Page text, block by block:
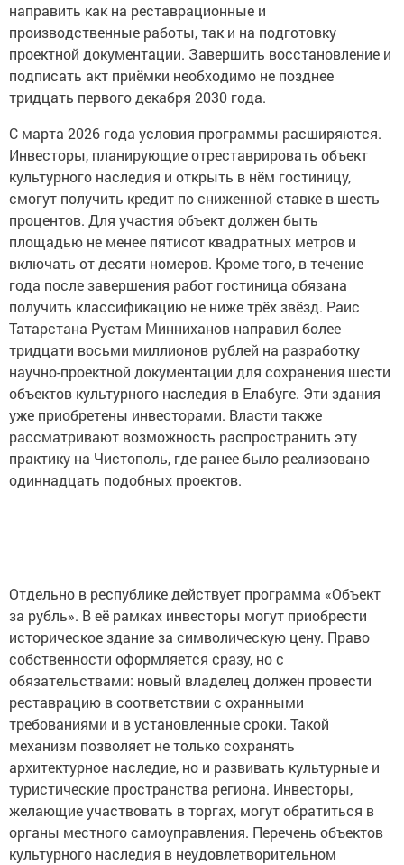
направить как на реставрационные и
производственные работы, так и на подготовку
проектной документации. Завершить восстановление и
подписать акт приёмки необходимо не позднее
тридцать первого декабря 2030 года.
С марта 2026 года условия программы расширяются.
Инвесторы, планирующие отреставрировать объект
культурного наследия и открыть в нём гостиницу,
смогут получить кредит по сниженной ставке в шесть
процентов. Для участия объект должен быть
площадью не менее пятисот квадратных метров и
включать от десяти номеров. Кроме того, в течение
года после завершения работ гостиница обязана
получить классификацию не ниже трёх звёзд. Раис
Татарстана Рустам Минниханов направил более
тридцати восьми миллионов рублей на разработку
научно-проектной документации для сохранения шести
объектов культурного наследия в Елабуге. Эти здания
уже приобретены инвесторами. Власти также
рассматривают возможность распространить эту
практику на Чистополь, где ранее было реализовано
одиннадцать подобных проектов.
Отдельно в республике действует программа «Объект
за рубль». В её рамках инвесторы могут приобрести
историческое здание за символическую цену. Право
собственности оформляется сразу, но с
обязательствами: новый владелец должен провести
реставрацию в соответствии с охранными
требованиями и в установленные сроки. Такой
механизм позволяет не только сохранять
архитектурное наследие, но и развивать культурные и
туристические пространства региона. Инвесторы,
желающие участвовать в торгах, могут обратиться в
органы местного самоуправления. Перечень объектов
культурного наследия в неудовлетворительном